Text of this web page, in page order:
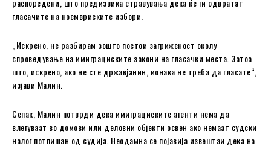
распоредени, што предизвика стравувања дека ќе ги одвратат
гласачите на ноемвриските избори.
„Искрено, не разбирам зошто постои загриженост околу
спроведување на имиграциските закони на гласачки места. Затоа
што, искрено, ако не сте државјанин, ионака не треба да гласате“,
изјави Малин.
Сепак, Малин потврди дека имиграциските агенти нема да
влегуваат во домови или деловни објекти освен ако немаат судски
налог потпишан од судија. Неодамна се појавија извештаи дека на